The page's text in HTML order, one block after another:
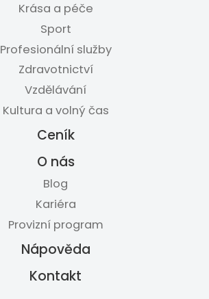
Krása a péče
Sport
Profesionální služby
Zdravotnictví
Vzdělávání
Kultura a volný čas
Ceník
O nás
Blog
Kariéra
Provizní program
Nápověda
Kontakt